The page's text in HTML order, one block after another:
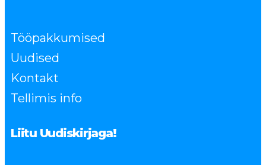
Tööpakkumised
Uudised
Kontakt
Tellimis info
Liitu Uudiskirjaga!